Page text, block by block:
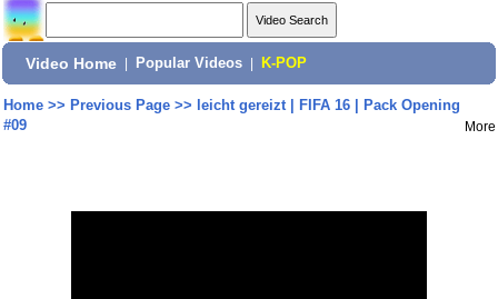
Video Home Popular Videos K-POP
Home>> Previous Page>> leicht gereizt | FIFA 16 | Pack Opening
#09
More